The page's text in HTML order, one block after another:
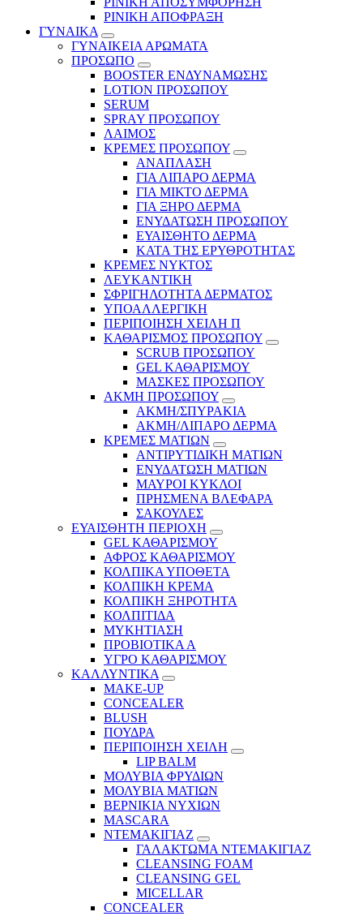
ΡΙΝΙΚΗ ΑΠΟΦΡΑΞΗ
ΓΥΝΑΙΚΑ
ΓΥΝΑΙΚΕΙΑ ΑΡΩΜΑΤΑ
ΠΡΟΣΩΠΟ
BOOSTER ΕΝΔΥΝΑΜΩΣΗΣ
LOTION ΠΡΟΣΩΠΟΥ
SERUM
SPRAY ΠΡΟΣΩΠΟΥ
ΛΑΙΜΟΣ
ΚΡΕΜΕΣ ΠΡΟΣΩΠΟΥ
ΑΝΑΠΛΑΣΗ
ΓΙΑ ΛΙΠΑΡΟ ΔΕΡΜΑ
ΓΙΑ ΜΙΚΤΟ ΔΕΡΜΑ
ΓΙΑ ΞΗΡΟ ΔΕΡΜΑ
ΕΝΥΔΑΤΩΣΗ ΠΡΟΣΩΠΟΥ
ΕΥΑΙΣΘΗΤΟ ΔΕΡΜΑ
ΚΑΤΑ ΤΗΣ ΕΡΥΘΡΟΤΗΤΑΣ
ΚΡΕΜΕΣ ΝΥΚΤΟΣ
ΛΕΥΚΑΝΤΙΚΗ
ΣΦΡΙΓΗΛΟΤΗΤΑ ΔΕΡΜΑΤΟΣ
ΥΠΟΑΛΛΕΡΓΙΚΗ
ΠΕΡΙΠΟΙΗΣΗ ΧΕΙΛΗ Π
ΚΑΘΑΡΙΣΜΟΣ ΠΡΟΣΩΠΟΥ
SCRUB ΠΡΟΣΩΠΟΥ
GEL ΚΑΘΑΡΙΣΜΟΥ
ΜΑΣΚΕΣ ΠΡΟΣΩΠΟΥ
ΑΚΜΗ ΠΡΟΣΩΠΟΥ
ΑΚΜΗ/ΣΠΥΡΑΚΙΑ
ΑΚΜΗ/ΛΙΠΑΡΟ ΔΕΡΜΑ
ΚΡΕΜΕΣ ΜΑΤΙΩΝ
ΑΝΤΙΡΥΤΙΔΙΚΗ ΜΑΤΙΩΝ
ΕΝΥΔΑΤΩΣΗ ΜΑΤΙΩΝ
ΜΑΥΡΟΙ ΚΥΚΛΟΙ
ΠΡΗΣΜΕΝΑ ΒΛΕΦΑΡΑ
ΣΑΚΟΥΛΕΣ
ΕΥΑΙΣΘΗΤΗ ΠΕΡΙΟΧΗ
GEL ΚΑΘΑΡΙΣΜΟΥ
ΑΦΡΟΣ ΚΑΘΑΡΙΣΜΟΥ
ΚΟΛΠΙΚΑ ΥΠΟΘΕΤΑ
ΚΟΛΠΙΚΗ ΚΡΕΜΑ
ΚΟΛΠΙΚΗ ΞΗΡΟΤΗΤΑ
ΚΟΛΠΙΤΙΔΑ
ΜΥΚΗΤΙΑΣΗ
ΠΡΟΒΙΟΤΙΚΑ Α
ΥΓΡΟ ΚΑΘΑΡΙΣΜΟΥ
ΚΑΛΛΥΝΤΙΚΑ
MAKE-UP
CONCEALER
BLUSH
ΠΟΥΔΡΑ
ΠΕΡΙΠΟΙΗΣΗ ΧΕΙΛΗ
LIP BALM
ΜΟΛΥΒΙΑ ΦΡΥΔΙΩΝ
ΜΟΛΥΒΙΑ ΜΑΤΙΩΝ
ΒΕΡΝΙΚΙΑ ΝΥΧΙΩΝ
MASCARA
ΝΤΕΜΑΚΙΓΙΑΖ
ΓΑΛΑΚΤΩΜΑ ΝΤΕΜΑΚΙΓΙΑΖ
CLEANSING FOAM
CLEANSING GEL
MICELLAR
CONCEALER